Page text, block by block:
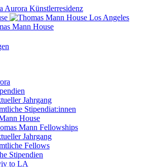
Jahrgang
Stipendiat:innen
House
Mann Fellowships
Jahrgang
Fellows
Stipendien
to LA